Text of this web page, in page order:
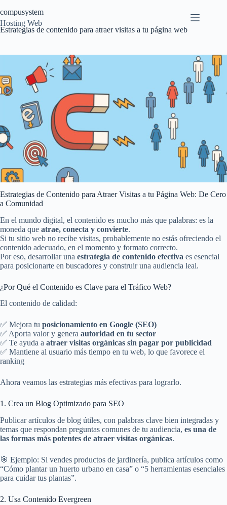
al
contenido
compusystem
Hosting Web
Estrategias de contenido para atraer visitas a tu página web
Estrategias de Contenido para Atraer Visitas a tu Página Web: De Cero
a Comunidad
En el mundo digital, el contenido es mucho más que palabras: es la
moneda que atrae, conecta y convierte.
Si tu sitio web no recibe visitas, probablemente no estás ofreciendo el
contenido adecuado, en el momento y formato correcto.
Por eso, desarrollar una estrategia de contenido efectiva es esencial
para posicionarte en buscadores y construir una audiencia leal.
¿Por Qué el Contenido es Clave para el Tráfico Web?
El contenido de calidad:
✅ Mejora tu posicionamiento en Google (SEO)
✅ Aporta valor y genera autoridad en tu sector
✅ Te ayuda a atraer visitas orgánicas sin pagar por publicidad
✅ Mantiene al usuario más tiempo en tu web, lo que favorece el
ranking
Ahora veamos las estrategias más efectivas para lograrlo.
1. Crea un Blog Optimizado para SEO
Publicar artículos de blog útiles, con palabras clave bien integradas y
temas que respondan preguntas comunes de tu audiencia, es una de
las formas más potentes de atraer visitas orgánicas.
🎯 Ejemplo: Si vendes productos de jardinería, publica artículos como
“Cómo plantar un huerto urbano en casa” o “5 herramientas esenciales
para cuidar tus plantas”.
2. Usa Contenido Evergreen